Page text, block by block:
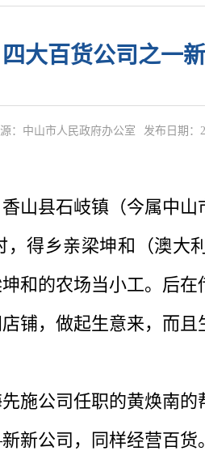
大百货公司之一
：中山市人民政府办公室 发布日期：
县石岐镇（今属中山
，得乡亲梁坤和（澳大
和的农场当小工。后在
铺，做起生意来，而
公司任职的黄焕南的
新公司，同样经营百货